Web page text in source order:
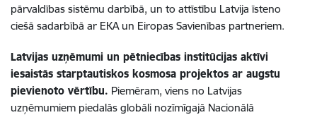
pārvaldības sistēmu darbībā, un to attīstību Latvija īsteno
ciešā sadarbībā ar EKA un Eiropas Savienības partneriem.
Latvijas uzņēmumi un pētniecības institūcijas aktīvi
iesaistās starptautiskos kosmosa projektos ar augstu
pievienoto vērtību. Piemēram, viens no Latvijas
uzņēmumiem piedalās globāli nozīmīgajā Nacionālā